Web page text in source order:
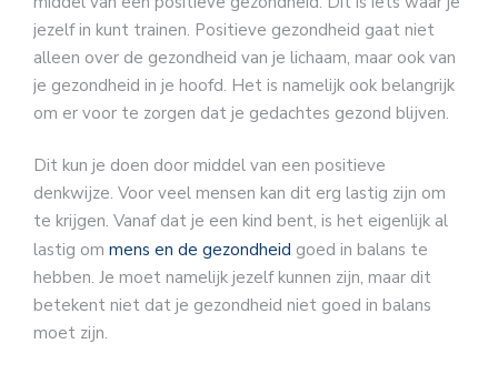
jezelf in kunt trainen. Positieve gezondheid gaat niet
alleen over de gezondheid van je lichaam, maar ook van
je gezondheid in je hoofd. Het is namelijk ook belangrijk
om er voor te zorgen dat je gedachtes gezond blijven.
Dit kun je doen door middel van een positieve
denkwijze. Voor veel mensen kan dit erg lastig zijn om
te krijgen. Vanaf dat je een kind bent, is het eigenlijk al
lastig om mens en de gezondheid goed in balans te
hebben. Je moet namelijk jezelf kunnen zijn, maar dit
betekent niet dat je gezondheid niet goed in balans
moet zijn.